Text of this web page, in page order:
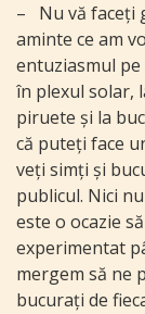
–
Nu vă faceți
aminte ce am
entuziasmul
în plexul solar,
piruete și la
că puteți face
veți simți și
publicul. Nici
este o ocazie
experimentat
mergem să ne
bucurați de